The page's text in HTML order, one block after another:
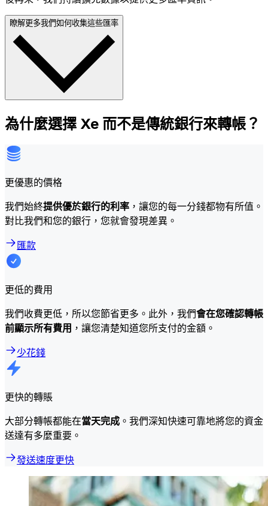
瞭解更多我們如何收集這些匯率
為什麼選擇 Xe 而不是傳統銀行來轉帳？
更優惠的價格
我們始終提供優於銀行的利率 ，讓您的每一分錢都物有所值。
對比我們和您的銀行，您就會發現差異。
匯款
更低的費用
我們收費更低，所以您節省更多。此外，我們會在您確認轉帳
前顯示所有費用 ，讓您清楚知道您所支付的金額。
少花錢
更快的轉賬
大部分轉帳都能在當天完成 。我們深知快速可靠地將您的資金
送達有多麼重要。
發送速度更快